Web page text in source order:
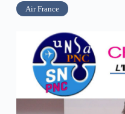
Air France